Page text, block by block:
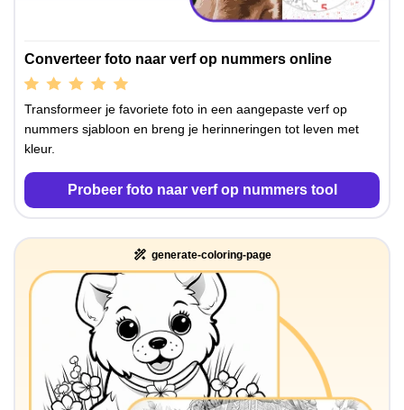
Converteer foto naar verf op nummers online
Transformeer je favoriete foto in een aangepaste verf op
nummers sjabloon en breng je herinneringen tot leven met
kleur.
Probeer foto naar verf op nummers tool
generate-coloring-page